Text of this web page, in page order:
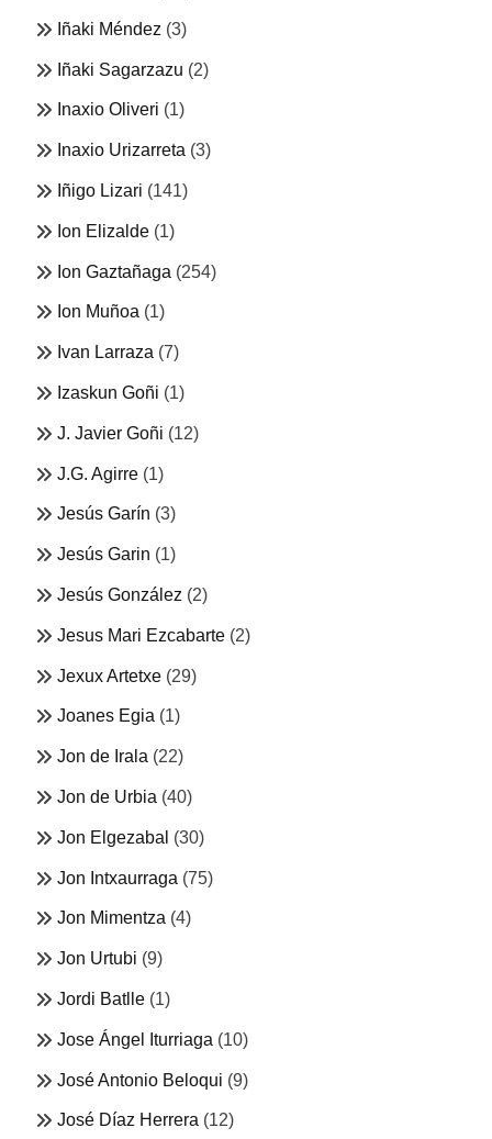
Iñaki Méndez (3)
Iñaki Sagarzazu (2)
Inaxio Oliveri (1)
Inaxio Urizarreta (3)
Iñigo Lizari (141)
Ion Elizalde (1)
Ion Gaztañaga (254)
Ion Muñoa (1)
Ivan Larraza (7)
Izaskun Goñi (1)
J. Javier Goñi (12)
J.G. Agirre (1)
Jesús Garín (3)
Jesús Garin (1)
Jesús González (2)
Jesus Mari Ezcabarte (2)
Jexux Artetxe (29)
Joanes Egia (1)
Jon de Irala (22)
Jon de Urbia (40)
Jon Elgezabal (30)
Jon Intxaurraga (75)
Jon Mimentza (4)
Jon Urtubi (9)
Jordi Batlle (1)
Jose Ángel Iturriaga (10)
José Antonio Beloqui (9)
José Díaz Herrera (12)